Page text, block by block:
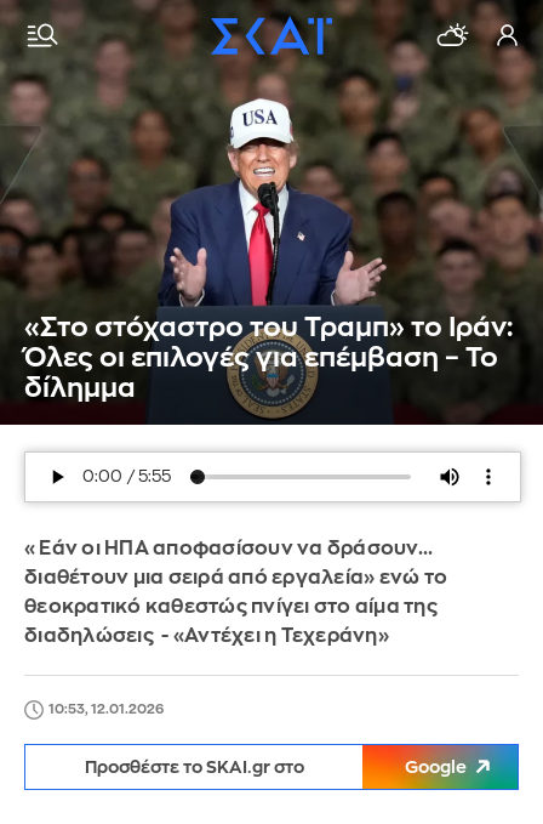
«Στο στόχαστρο του Τραμπ» το Ιράν:
Όλες οι επιλογές για επέμβαση – Το
δίλημμα
«Εάν οι ΗΠΑ αποφασίσουν να δράσουν...
διαθέτουν μια σειρά από εργαλεία» ενώ το
θεοκρατικό καθεστώς πνίγει στο αίμα της
διαδηλώσεις - «Αντέχει η Τεχεράνη»
10:53, 12.01.2026
Προσθέστε το SKAI.gr στο Google